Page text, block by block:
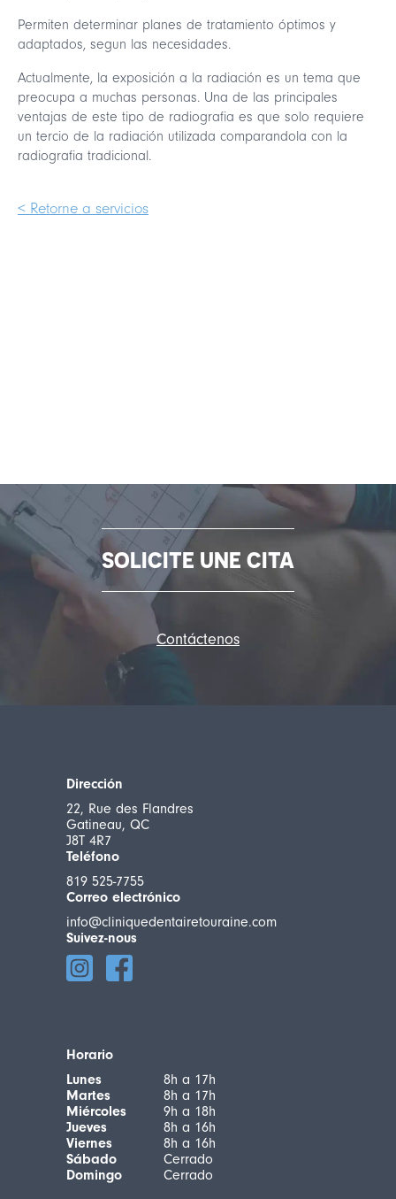
Permiten determinar planes de tratamiento óptimos y
adaptados, segun las necesidades.
Actualmente, la exposición a la radiación es un tema que
preocupa a muchas personas. Una de las principales
ventajas de este tipo de radiografia es que solo requiere
un tercio de la radiación utilizada comparandola con la
radiografia tradicional.
< Retorne a servicios
SOLICITE UNE CITA
Contáctenos
Dirección
22, Rue des Flandres
Gatineau, QC
J8T 4R7
Teléfono
819 525-7755
Correo electrónico
info@cliniquedentairetouraine.com
Suivez-nous
Horario
Lunes
8h a 17h
Martes
8h a 17h
Miércoles
9h a 18h
Jueves
8h a 16h
Viernes
8h a 16h
Sábado
Cerrado
Domingo
Cerrado